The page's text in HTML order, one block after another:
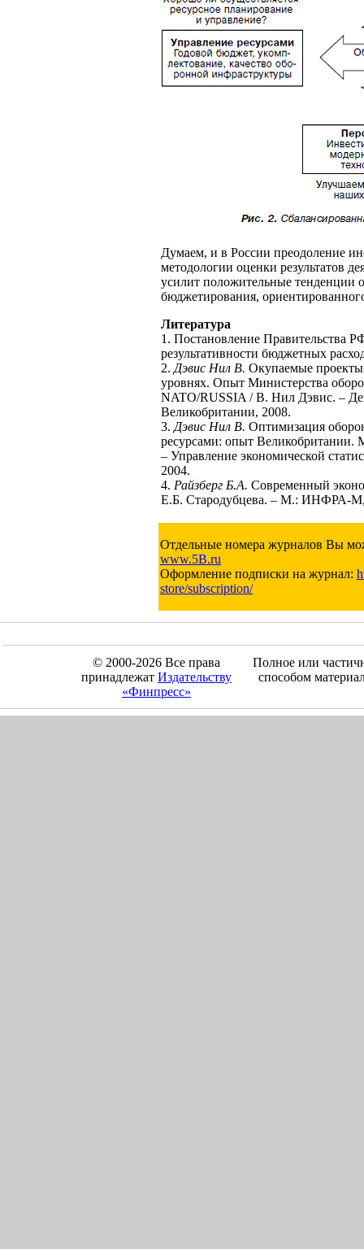
Думаем, и в России преодоление
методологии оценки результатов
усилит положительные
бюджетирования,
Литература
1. Постановление Правительства
результативности бюджетных
2.Дэвис Нил В. Окупаемые
уровнях. Опыт Министерства
NATO/RUSSIA / В. Нил Дэвис. –
Великобритании, 2008.
3.Дэвис Нил В. Оптимизация
ресурсами: опыт
– Управление экономической
2004.
4. Райзберг Б.А. Современный
Е.Б. Стародубцева. – М.: ИНФРА-
Отдельные номера журналов Вы
www.5B.ru
Оформление подписки на журнал:
store/subscription/
© 2000-2026 Все права
принадлежат Издательству
«Финпресс»
Полное или
способом